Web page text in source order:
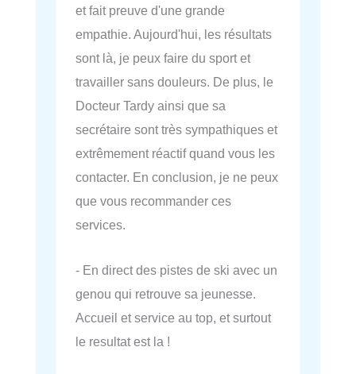
et fait preuve d'une grande
empathie. Aujourd'hui, les résultats
sont là, je peux faire du sport et
travailler sans douleurs. De plus, le
Docteur Tardy ainsi que sa
secrétaire sont très sympathiques et
extrêmement réactif quand vous les
contacter. En conclusion, je ne peux
que vous recommander ces
services.
- En direct des pistes de ski avec un
genou qui retrouve sa jeunesse.
Accueil et service au top, et surtout
le resultat est la !